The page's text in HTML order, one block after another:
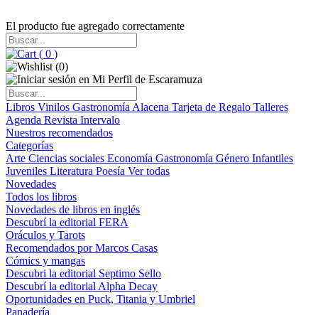
El producto fue agregado correctamente
( 0 )
(0)
Libros Vinilos Gastronomía Alacena Tarjeta de Regalo Talleres
Agenda Revista Intervalo
Nuestros recomendados
Categorías
Arte Ciencias sociales Economía Gastronomía Género Infantiles
Juveniles Literatura Poesía Ver todas
Novedades
Todos los libros
Novedades de libros en inglés
Descubrí la editorial FERA
Oráculos y Tarots
Recomendados por Marcos Casas
Cómics y mangas
Descubri la editorial Septimo Sello
Descubrí la editorial Alpha Decay
Oportunidades en Puck, Titania y Umbriel
Panadería